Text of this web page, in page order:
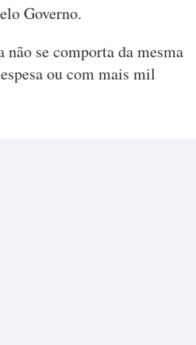
Governo.
se comporta da mesma
ou com mais mil